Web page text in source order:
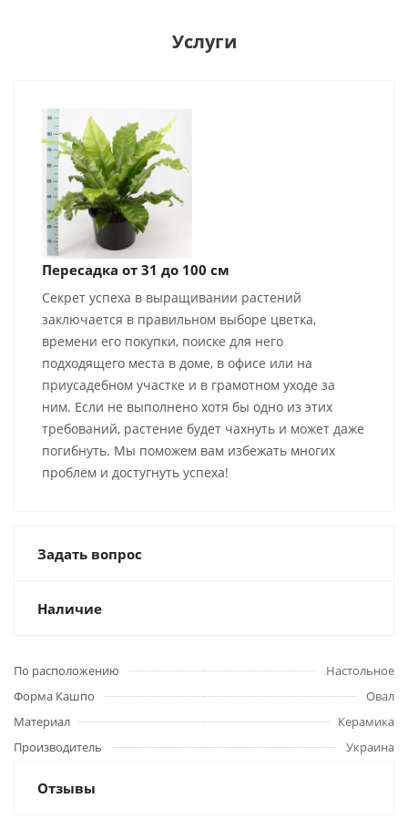
Услуги
Пересадка от 31 до 100 см
Секрет успеха в выращивании растений
заключается в правильном выборе цветка,
времени его покупки, поиске для него
подходящего места в доме, в офисе или на
приусадебном участке и в грамотном уходе за
ним. Если не выполнено хотя бы одно из этих
требований, растение будет чахнуть и может даже
погибнуть. Мы поможем вам избежать многих
проблем и достугнуть успеха!
Задать вопрос
Наличие
По расположению
Настольное
Форма Кашпо
Овал
Материал
Керамика
Производитель
Украина
Отзывы